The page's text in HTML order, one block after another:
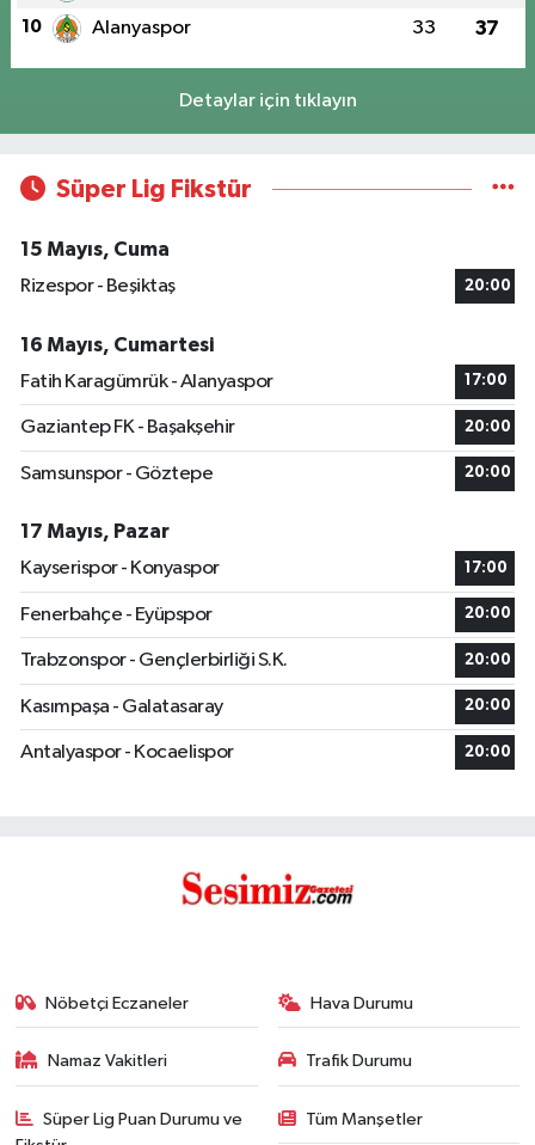
10 Alanyaspor 33 37
Detaylar için tıklayın
Süper Lig Fikstür
15 Mayıs, Cuma
Rizespor - Beşiktaş
20:00
16 Mayıs, Cumartesi
Fatih Karagümrük - Alanyaspor
17:00
Gaziantep FK - Başakşehir 20:00
Samsunspor - Göztepe 20:00
17 Mayıs, Pazar
Kayserispor - Konyaspor
17:00
Fenerbahçe - Eyüpspor 20:00
Trabzonspor - Gençlerbirliği S.K. 20:00
Kasımpaşa - Galatasaray 20:00
Antalyaspor - Kocaelispor 20:00
Nöbetçi Eczaneler Hava Durumu
Namaz Vakitleri Trafik Durumu
Süper Lig Puan Durumu ve
Tüm Manşetler